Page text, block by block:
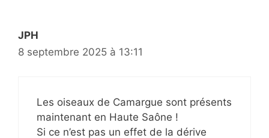
JPH
8 septembre 2025 à 13:11
Les oiseaux de Camargue sont présents
maintenant en Haute Saône !
Si ce n’est pas un effet de la dérive